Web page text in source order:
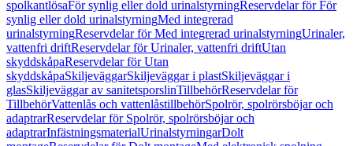
spolkantlösaFör synlig eller dold urinalstyrningReservdelar för För
synlig eller dold urinalstyrningMed integrerad
urinalstyrningReservdelar för Med integrerad urinalstyrningUrinaler,
vattenfri driftReservdelar för Urinaler, vattenfri driftUtan
skyddskåpaReservdelar för Utan
skyddskåpaSkiljeväggarSkiljeväggar i plastSkiljeväggar i
glasSkiljeväggar av sanitetsporslinTillbehörReservdelar för
TillbehörVattenlås och vattenlåstillbehörSpolrör, spolrörsböjar och
adaptrarReservdelar för Spolrör, spolrörsböjar och
adaptrarInfästningsmaterialUrinalstyrningarDolt